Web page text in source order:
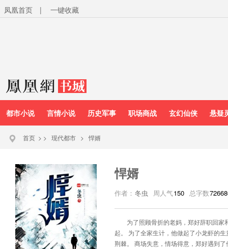
凤凰首页 | 一键收藏
都市小说 言情小说 历史军事 职场商战 玄幻仙侠 悬疑
首页 > > 现代都市 > 悍婿
悍婿
作者： 冬虫 周人气150 总字数
为了照顾骨折的老妈，郑好辞职回
起。 为了全家生计，他做起了小龙虾的
荆棘。 商场失意，情场得意，郑好遇到